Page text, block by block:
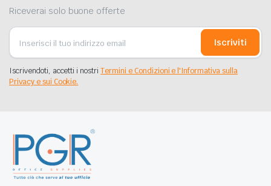
Riceverai solo buone offerte
Iscriviti
Iscrivendoti, accetti i nostriTermini e Condizioni e l'Informativa sulla
Privacy e sui Cookie.